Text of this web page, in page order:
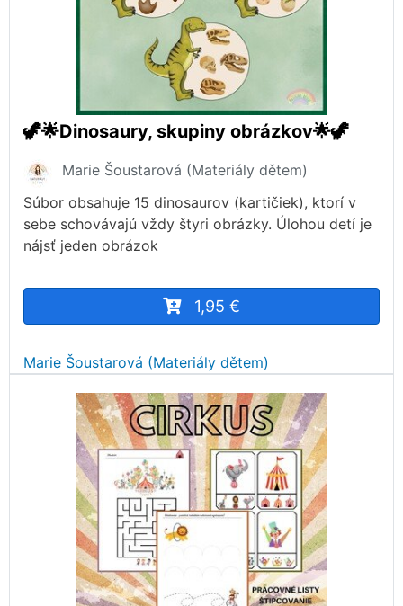
🦖🌟Dinosaury, skupiny obrázkov🌟🦖
Marie Šoustarová (Materiály dětem)
Súbor obsahuje 15 dinosaurov (kartičiek), ktorí v
sebe schovávajú vždy štyri obrázky. Úlohou detí je
nájsť jeden obrázok
1,95 €
Marie Šoustarová (Materiály dětem)